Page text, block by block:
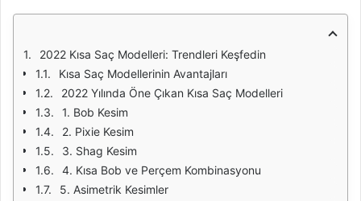
2022 Kısa Saç Modelleri: Trendleri Keşfedin
Kısa Saç Modellerinin Avantajları
2022 Yılında Öne Çıkan Kısa Saç Modelleri
1. Bob Kesim
2. Pixie Kesim
3. Shag Kesim
4. Kısa Bob ve Perçem Kombinasyonu
5. Asimetrik Kesimler